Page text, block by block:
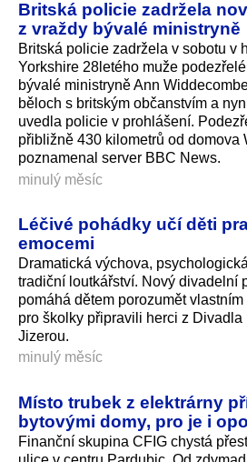
Britská policie zadržela
z vraždy bývalé ministryně
Britská policie zadržela v sobotu v
Yorkshire 28letého muže
bývalé ministryně Ann
běloch s britským občanstvím a
uvedla policie v prohlášení.
přibližně 430 kilometrů od domova
poznamenal server BBC News.
minulý měsíc
Léčivé pohádky učí děti
emocemi
Dramatická výchova,
tradiční loutkářství. Nový divadelní
pomáhá dětem porozumět
pro školky připravili herci z Divadla
Jizerou.
minulý měsíc
Místo trubek z elektrárny
bytovými domy, pro je i
Finanční skupina CFIG chystá